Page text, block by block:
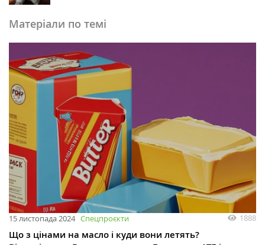
Матеріали по темі
15 листопада 2024 Спецпроєкти 1888
Що з цінами на масло і куди вони летять?